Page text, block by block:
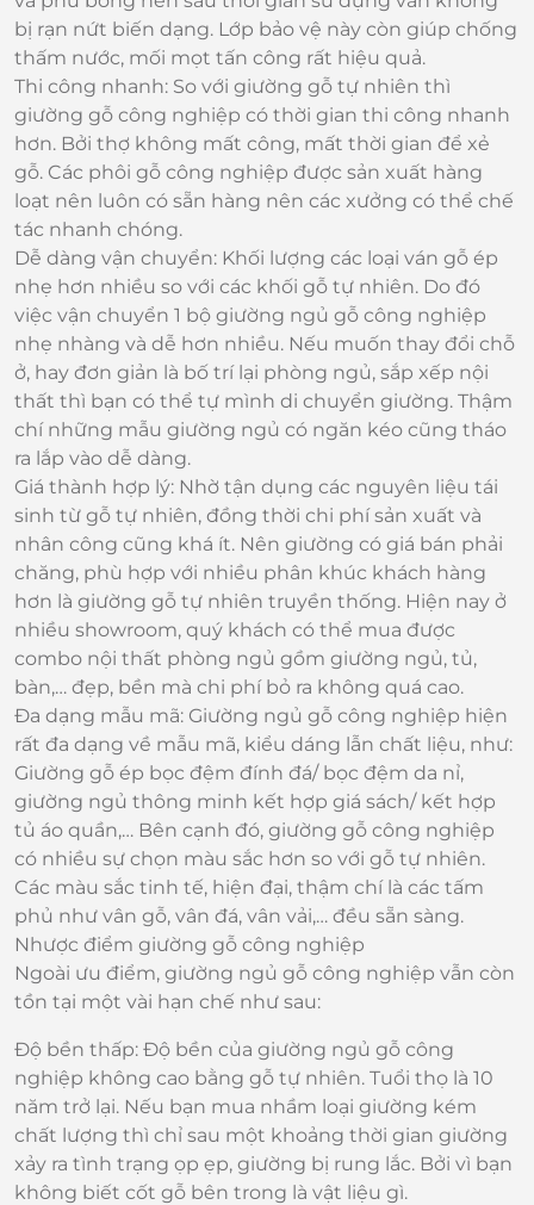
bị rạn nứt biến dạng. Lớp bảo vệ này còn giúp chống
thấm nước, mối mọt tấn công rất hiệu quả.
Thi công nhanh: So với giường gỗ tự nhiên thì
giường gỗ công nghiệp có thời gian thi công nhanh
hơn. Bởi thợ không mất công, mất thời gian để xẻ
gỗ. Các phôi gỗ công nghiệp được sản xuất hàng
loạt nên luôn có sẵn hàng nên các xưởng có thể chế
tác nhanh chóng.
Dễ dàng vận chuyển: Khối lượng các loại ván gỗ ép
nhẹ hơn nhiều so với các khối gỗ tự nhiên. Do đó
việc vận chuyển 1 bộ giường ngủ gỗ công nghiệp
nhẹ nhàng và dễ hơn nhiều. Nếu muốn thay đổi chỗ
ở, hay đơn giản là bố trí lại phòng ngủ, sắp xếp nội
thất thì bạn có thể tự mình di chuyển giường. Thậm
chí những mẫu giường ngủ có ngăn kéo cũng tháo
ra lắp vào dễ dàng.
Giá thành hợp lý: Nhờ tận dụng các nguyên liệu tái
sinh từ gỗ tự nhiên, đồng thời chi phí sản xuất và
nhân công cũng khá ít. Nên giường có giá bán phải
chăng, phù hợp với nhiều phân khúc khách hàng
hơn là giường gỗ tự nhiên truyền thống. Hiện nay ở
nhiều showroom, quý khách có thể mua được
combo nội thất phòng ngủ gồm giường ngủ, tủ,
bàn,… đẹp, bền mà chi phí bỏ ra không quá cao.
Đa dạng mẫu mã: Giường ngủ gỗ công nghiệp hiện
rất đa dạng về mẫu mã, kiểu dáng lẫn chất liệu, như:
Giường gỗ ép bọc đệm đính đá/ bọc đệm da nỉ,
giường ngủ thông minh kết hợp giá sách/ kết hợp
tủ áo quần,… Bên cạnh đó, giường gỗ công nghiệp
có nhiều sự chọn màu sắc hơn so với gỗ tự nhiên.
Các màu sắc tinh tế, hiện đại, thậm chí là các tấm
phủ như vân gỗ, vân đá, vân vải,… đều sẵn sàng.
Nhược điểm giường gỗ công nghiệp
Ngoài ưu điểm, giường ngủ gỗ công nghiệp vẫn còn
tồn tại một vài hạn chế như sau:
Độ bền thấp: Độ bền của giường ngủ gỗ công
nghiệp không cao bằng gỗ tự nhiên. Tuổi thọ là 10
năm trở lại. Nếu bạn mua nhầm loại giường kém
chất lượng thì chỉ sau một khoảng thời gian giường
xảy ra tình trạng ọp ẹp, giường bị rung lắc. Bởi vì bạn
không biết cốt gỗ bên trong là vật liệu gì.